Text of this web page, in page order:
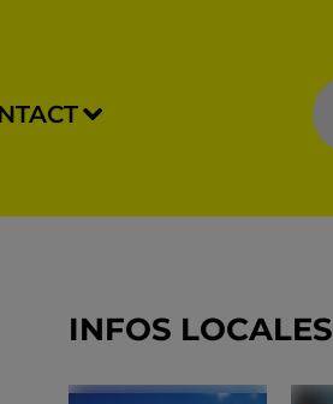
INFOS LOCALES